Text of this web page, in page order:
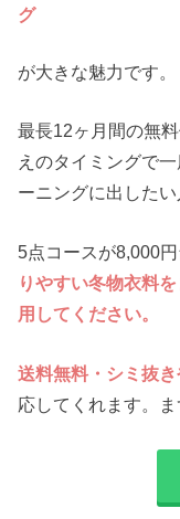
グ
が大きな魅力です。
最長12ヶ月間の無
えのタイミングで
ーニングに出したい
5点コースが8,000
りやすい冬物衣料
用してください。
送料無料・シミ抜
応してくれます。